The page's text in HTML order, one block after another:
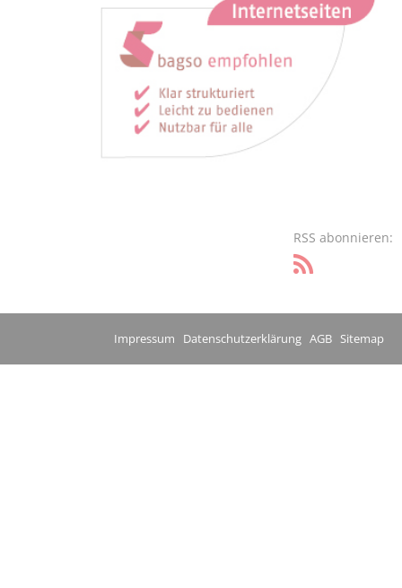
RSS abonnieren:
Impressum Datenschutzerklärung AGB Sitemap